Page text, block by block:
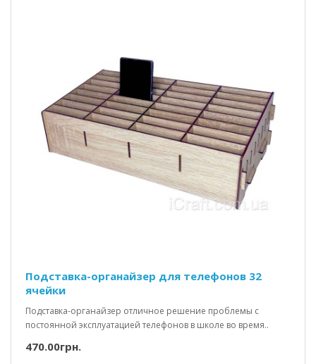
Подставка-органайзер для телефонов 32
ячейки
Подставка-органайзер отличное решение проблемы с
постоянной эксплуатацией телефонов в школе во время..
470.00грн.